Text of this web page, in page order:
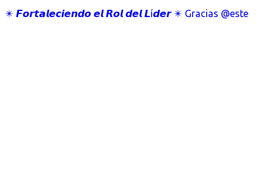
✴️ 𝙁𝙤𝙧𝙩𝙖𝙡𝙚𝙘𝙞𝙚𝙣𝙙𝙤 𝙚𝙡 𝙍𝙤𝙡 𝙙𝙚𝙡 𝙇í𝙙𝙚𝙧 ✴️ Gracias @este